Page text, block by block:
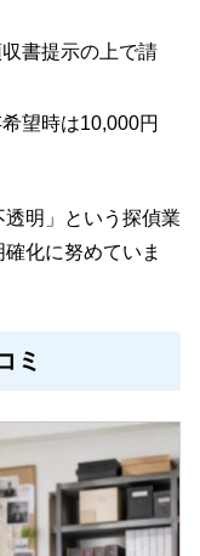
書提示の上で請
望時は10,000円
透明」という探偵業
化に努めていま
ミ